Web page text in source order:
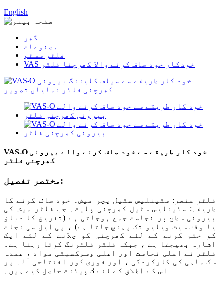
English
گھر
مصنوعات
فلٹر سسٹم
VAS خودکار خود صاف کرنے والا کھرچنا فلٹر
VAS-O خود کار طریقے سے خود صاف کرنے والے بیرونی
کھرچنی فلٹر
مختصر تفصیل:
فلٹر عنصر: سٹینلیس سٹیل پچر میش۔ خود صاف کرنے کا
طریقہ: سٹینلیس سٹیل کھرچنی پلیٹ۔ جب فلٹر میش کی
بیرونی سطح پر نجاست جمع ہوجاتی ہے (تفریق کا دباؤ
یا وقت سیٹ ویلیو تک پہنچ جاتا ہے) ، پی ایل سی نجات
کو ختم کرنے کے لئے کھرچنی کو چلانے کے لئے ایک
اشارہ بھیجتا ہے ، جبکہ فلٹر فلٹرنگ کرتا رہتا ہے۔
فلٹر نے اعلی نجاست اور اعلی وسوکسیٹی مواد ، عمدہ
سگ ماہی کی کارکردگی ، اور فوری کور افتتاحی آلہ پر
اس کے اطلاق کے لئے 3 پیٹنٹ حاصل کیے ہیں۔